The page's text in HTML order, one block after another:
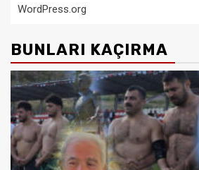
WordPress.org
BUNLARI KAÇIRMA